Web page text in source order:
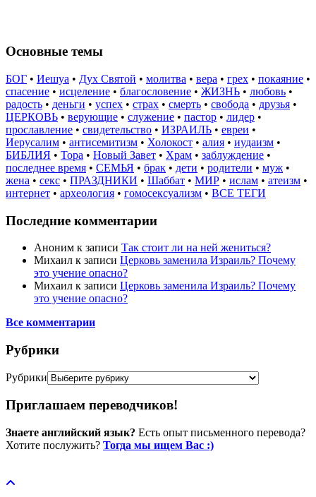
Основные темы
БОГ • Иешуа • Дух Святой • молитва • вера • грех • покаяние •
спасение • исцеление • благословение • ЖИЗНЬ • любовь •
радость • деньги • успех • страх • смерть • свобода • друзья •
ЦЕРКОВЬ • верующие • служение • пастор • лидер •
прославление • свидетельство • ИЗРАИЛЬ • евреи •
Иерусалим • антисемитизм • Холокост • алия • иудаизм •
БИБЛИЯ • Тора • Новый Завет • Храм • заблуждение •
последнее время • СЕМЬЯ • брак • дети • родители • муж •
жена • секс • ПРАЗДНИКИ • Шаббат • МИР • ислам • атеизм •
интернет • археология • гомосексуализм • ВСЕ ТЕГИ
Последние комментарии
Аноним к записи Так стоит ли на ней жениться?
Михаил к записи Церковь заменила Израиль? Почему
это учение опасно?
Михаил к записи Церковь заменила Израиль? Почему
это учение опасно?
Все комментарии
Рубрики
Рубрики
Приглашаем переводчиков!
Знаете английский язык? Есть опыт письменного перевода?
Хотите послужить? Тогда мы ищем Вас :)